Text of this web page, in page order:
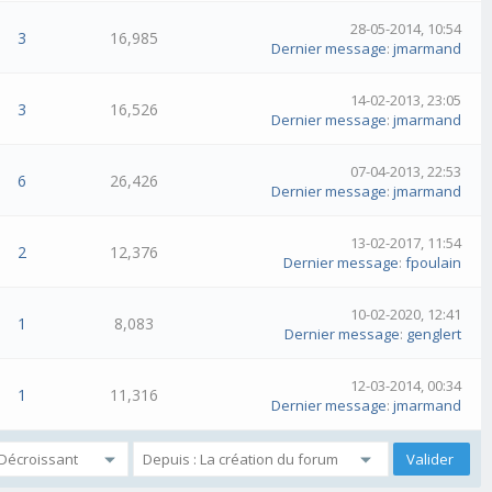
3 16,985
28-05-2014, 10:54
Dernier message:jmarmand
3 16,526
14-02-2013, 23:05
Dernier message:jmarmand
6 26,426
07-04-2013, 22:53
Dernier message:jmarmand
2 12,376
13-02-2017, 11:54
Dernier message:fpoulain
1 8,083
10-02-2020, 12:41
Dernier message: genglert
1 11,316
12-03-2014, 00:34
Dernier message:jmarmand